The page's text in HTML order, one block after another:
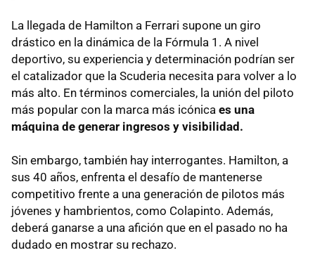
La llegada de Hamilton a Ferrari supone un giro
drástico en la dinámica de la Fórmula 1. A nivel
deportivo, su experiencia y determinación podrían ser
el catalizador que la Scuderia necesita para volver a lo
más alto. En términos comerciales, la unión del piloto
más popular con la marca más icónica es una
máquina de generar ingresos y visibilidad.
Sin embargo, también hay interrogantes. Hamilton, a
sus 40 años, enfrenta el desafío de mantenerse
competitivo frente a una generación de pilotos más
jóvenes y hambrientos, como Colapinto. Además,
deberá ganarse a una afición que en el pasado no ha
dudado en mostrar su rechazo.